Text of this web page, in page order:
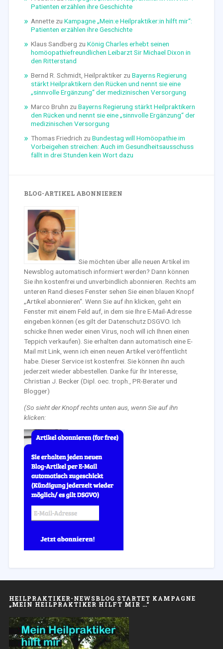
Patienten erzählen ihre Geschichte
Annettezu Kampagne „Mein:e Heilpraktiker:in hilft mir“:
Patienten erzählen ihre Geschichte
Klaus Sandberg zu König Charles erhebt seinen
homöopathiefreundlichen Leibarzt Sir Michael Dixon in
den Ritterstand
Bernd R. Schmidt, Heilpraktikerzu Bayerns Regierung
stärkt Heilpraktikern den Rücken und nennt sie eine
„sinnvolle Ergänzung“ der medizinischen Versorgung
Marco Bruhn zu Bayerns Regierung stärkt Heilpraktikern
den Rücken und nennt sie eine „sinnvolle Ergänzung“ der
medizinischen Versorgung
Thomas Friedrich zu Bundestag will Homöopathie im
Vorbeigehen streichen: Auch im Gesundheitsausschuss
fällt in drei Stunden kein Wort dazu
BLOG-ARTIKEL ABONNIEREN
Sie möchten über alle neuen Artikel im
Newsblog automatisch informiert werden? Dann können
Sie ihn kostenfrei und unverbindlich abonnieren. Rechts am
unteren Rand dieses Fenster sehen Sie einen blauen Knopf
„Artikel abonnieren“. Wenn Sie auf ihn klicken, geht ein
Fenster mit einem Feld auf, in dem sie Ihre E-Mail-Adresse
eingeben können (es gilt der Datenschutz DSGVO. Ich
schicke Ihnen weder einen Virus, noch will ich Ihnen einen
Teppich verkaufen). Sie erhalten dann automatisch eine E-
Mail mit Link, wenn ich einen neuen Artikel veröffentlicht
habe. Dieser Service ist kostenfrei. Sie können ihn auch
jederzeit wieder abbestellen. Danke für Ihr Interesse,
Christian J. Becker (Dipl. oec. troph., PR-Berater und
Blogger)
(So sieht der Knopf rechts unten aus, wenn Sie auf ihn
klicken:
HEILPRAKTIKER-NEWSBLOG STARTET KAMPAGNE
„MEIN HEILPRAKTIKER HILFT MIR …“